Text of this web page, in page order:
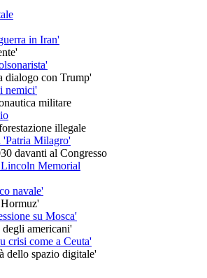
in Iran'
dialogo con Trump'
nemici'
militare
illegale
'Patria Milagro'
davanti al Congresso
Lincoln Memorial
navale'
Hormuz'
su Mosca'
americani'
crisi come a Ceuta'
dello spazio digitale'